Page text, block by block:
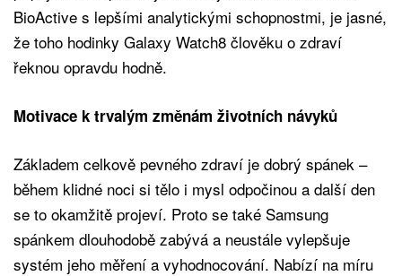
BioActive s lepšími analytickými schopnostmi, je jasné,
že toho hodinky Galaxy Watch8 člověku o zdraví
řeknou opravdu hodně.
Motivace k trvalým změnám životních návyků
Základem celkově pevného zdraví je dobrý spánek –
během klidné noci si tělo i mysl odpočinou a další den
se to okamžitě projeví. Proto se také Samsung
spánkem dlouhodobě zabývá a neustále vylepšuje
systém jeho měření a vyhodnocování. Nabízí na míru